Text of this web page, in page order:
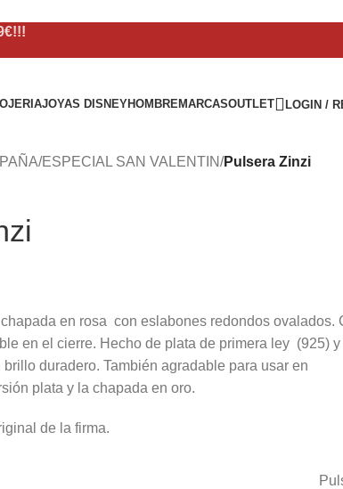
JOYAS DISNEYHOMBREMARCASOUTLET LOGIN /
/ESPECIAL SAN VALENTIN/Pulsera Zinzi
en rosa con eslabones redondos ovalados.
en el cierre. Hecho de plata de primera ley (925) y
duradero. También agradable para usar en
plata y la chapada en oro.
de la firma.